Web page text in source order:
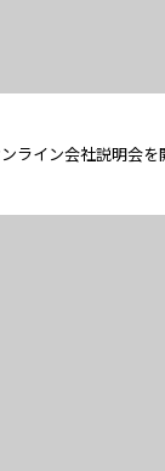
ライン会社説明会